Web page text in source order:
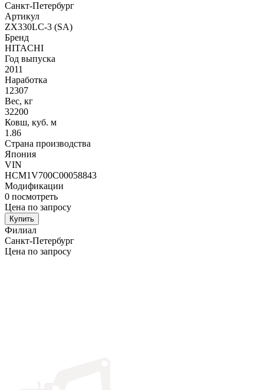
Санкт-Петербург
Артикул
ZX330LC-3 (SA)
Бренд
HITACHI
Год выпуска
2011
Наработка
12307
Вес, кг
32200
Ковш, куб. м
1.86
Страна производства
Япония
VIN
HCM1V700C00058843
Модификации
0 посмотреть
Цена по запросу
Купить
Филиал
Санкт-Петербург
Цена по запросу